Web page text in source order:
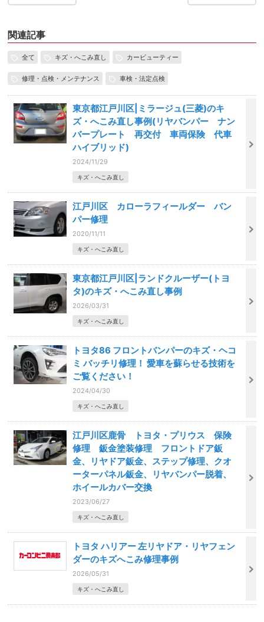
関連記事
全て キズ・へこみ直し カービューティー
修理・点検・メンテナンス 車検・法定点検
東京都江戸川区|ミラージュ(三菱)のキ
ズ・へこみ直し事例(リヤバンパー ナン
バープレート 再交付 車両保険 代車
ハイブリッド)
2024/11/29
キズ・へこみ直し
江戸川区 カローラフィールダー バン
パー修理
2020/11/11
キズ・へこみ直し
東京都江戸川区|ランドクルーザー(トヨ
タ)のキズ・へこみ直し事例
2026/03/31
キズ・へこみ直し
トヨタ86 フロントバンパーのキズ・ヘコ
ミ バッチリ修理！ 愛車を蘇らせる技術を
ご覧ください！
2024/04/30
キズ・へこみ直し
江戸川区鹿骨 トヨタ・プリウス 保険
修理 鈑金塗装修理 フロントドア鈑
金、リヤドア鈑金、ステップ修理、クオ
ーターパネル鈑金、リヤバンパー脱着、
ホイールカバー交換
2023/06/27
キズ・へこみ直し
トヨタ ハリアー 左リヤドア・リヤフェン
ダーのキズへこみ修理事例
2026/05/31
キズ・へこみ直し